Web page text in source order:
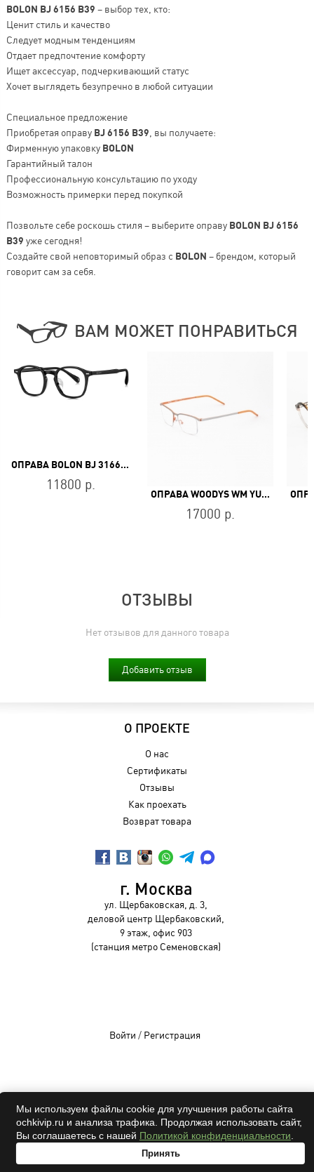
BOLON BJ 6156 B39 – выбор тех, кто:
Ценит стиль и качество
Следует модным тенденциям
Отдает предпочтение комфорту
Ищет аксессуар, подчеркивающий статус
Хочет выглядеть безупречно в любой ситуации
Специальное предложение
Приобретая оправу BJ 6156 B39 , вы получаете:
Фирменную упаковку BOLON
Гарантийный талон
Профессиональную консультацию по уходу
Возможность примерки перед покупкой
Позвольте себе роскошь стиля – выберите оправу BOLON BJ 6156
B39 уже сегодня!
Создайте свой неповторимый образ с BOLON – брендом, который
говорит сам за себя.
ВАМ МОЖЕТ ПОНРАВИТЬСЯ
ОПРАВА BOLON BJ 3166 B10
11800 р.
ОПРАВА WOODYS WM YUNO 04
17000 р.
ОТЗЫВЫ
Нет отзывов для данного товара
Добавить отзыв
О ПРОЕКТЕ
О нас
Сертификаты
Отзывы
Как проехать
Возврат товара
г. Москва
ул. Щербаковская, д. 3,
деловой центр Щербаковский,
9 этаж, офис 903
(станция метро Семеновская)
Войти / Регистрация
OCHKIVIP 2009-2026©
Все права защищены
Мы используем файлы cookie для улучшения работы сайта
ochkivip.ru и анализа трафика. Продолжая использовать сайт,
Вы соглашаетесь с нашей Политикой конфиденциальности
Принять